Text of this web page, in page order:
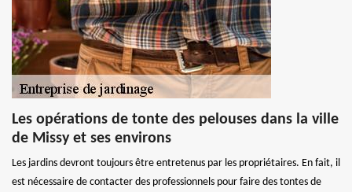
Les opérations de tonte des pelouses dans la ville
de Missy et ses environs
Les jardins devront toujours être entretenus par les propriétaires. En fait, il
est nécessaire de contacter des professionnels pour faire des tontes de